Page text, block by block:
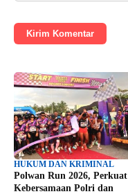
Kirim Komentar
HUKUM DAN KRIMINAL
Polwan Run 2026, Perkuat
Kebersamaan Polri dan